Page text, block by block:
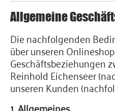
Allgemeine
Die nachfolgenden
über unseren
Geschäftsbeziehungen
Reinhold Eichenseer
unseren Kunden